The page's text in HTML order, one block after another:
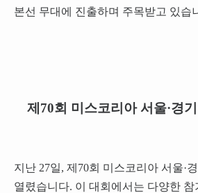
본선 무대에 진출하며 주목받고 있습
제70회 미스코리아 서울·경
지난 27일, 제70회 미스코리아 서울·
열렸습니다. 이 대회에서는 다양한